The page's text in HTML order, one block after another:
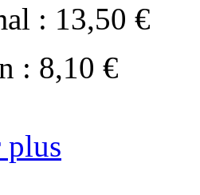
: 13,50 €
: 8,10 €
plus